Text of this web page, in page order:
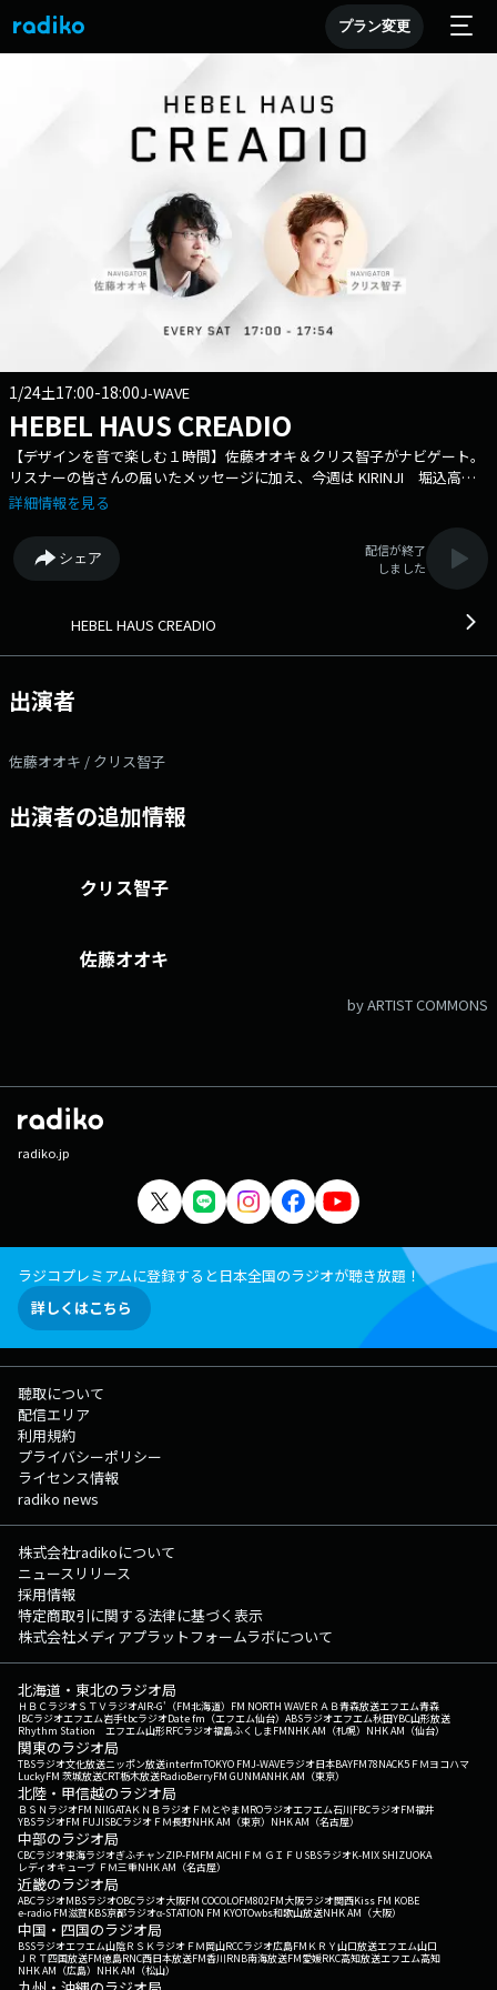
プラン変更
1/24土17:00-18:00J-WAVE
HEBEL HAUS CREADIO
【デザインを音で楽しむ１時間】佐藤オオキ＆クリス智子がナビゲート。
リスナーの皆さんの届いたメッセージに加え、今週は KIRINJI 堀込高樹
さんのデザイントークを伺います。 世界的デザイナーnendoの佐藤オ
スナーの皆さんから届いた楽しいメッセージをたっぷりと。さらに、
KIRINJI 堀込高樹さんが好きなデザイントーク＆未来に残したいデザイン
とは！？ 17:02 SUCH A FUNNY WAY / SABRINA CARPENTER 17:14
17:26 借りてきた靴 / メガネブラザース 17:43 気になる週末 / KIRINJI
詳細情報を見る
シェア
配信が終了
しました
HEBEL HAUS CREADIO
出演者
佐藤オオキ / クリス智子
出演者の追加情報
クリス智子
佐藤オオキ
by ARTIST COMMONS
radiko.jp
ラジコプレミアムに登録すると日本全国のラジオが聴き放題！
詳しくはこちら
聴取について
配信エリア
利用規約
プライバシーポリシー
ライセンス情報
radiko news
株式会社radikoについて
ニュースリリース
採用情報
特定商取引に関する法律に基づく表示
株式会社メディアプラットフォームラボについて
北海道・東北のラジオ局
ＨＢＣラジオＳＴＶラジオAIR-G'（FM北海道） FM NORTH WAVEＲＡＢ青森放送エフエム青森
IBCラジオエフエム岩手tbcラジオDate fm（エフエム仙台） ABSラジオエフエム秋田YBC山形放送
Rhythm Station エフエム山形RFCラジオ福島ふくしまFMNHK AM（札幌） NHK AM（仙台）
関東のラジオ局
TBSラジオ文化放送ニッポン放送interfmTOKYO FMJ-WAVEラジオ日本BAYFM78NACK5 ＦＭヨコハマ
LuckyFM 茨城放送CRT栃木放送RadioBerryFM GUNMANHK AM（東京）
北陸・甲信越のラジオ局
ＢＳＮラジオFM NIIGATAＫＮＢラジオ ＦＭとやまMROラジオエフエム石川FBCラジオFM福井
YBSラジオFM FUJISBCラジオ ＦＭ長野NHK AM（東京） NHK AM（名古屋）
中部のラジオ局
CBCラジオ東海ラジオぎふチャンZIP-FMFM AICHI ＦＭ ＧＩＦＵ SBSラジオK-MIX SHIZUOKA
レディオキューブ ＦＭ三重NHK AM（名古屋）
近畿のラジオ局
ABCラジオMBSラジオOBCラジオ大阪FM COCOLOFM802FM大阪ラジオ関西Kiss FM KOBE
e-radio FM滋賀KBS京都ラジオα-STATION FM KYOTOwbs和歌山放送NHK AM（大阪）
中国・四国のラジオ局
BSSラジオエフエム山陰ＲＳＫラジオ ＦＭ岡山RCCラジオ広島FM ＫＲＹ山口放送エフエム山口
ＪＲＴ四国放送FM徳島RNC西日本放送FM香川RNB南海放送FM愛媛RKC高知放送エフエム高知
NHK AM（広島） NHK AM（松山）